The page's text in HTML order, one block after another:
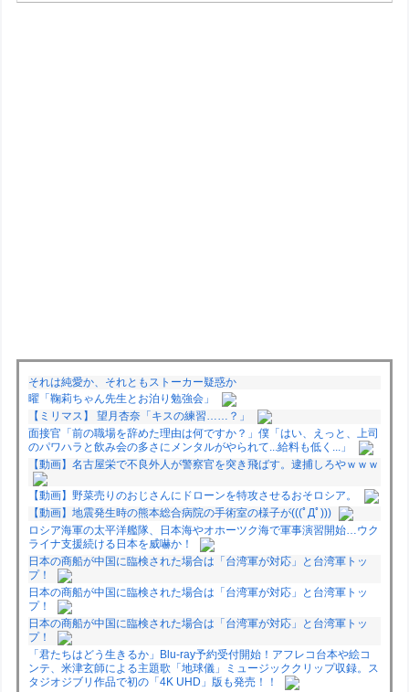
それは純愛か、それともストーカー疑惑か
曜「鞠莉ちゃん先生とお泊り勉強会」
【ミリマス】 望月杏奈「キスの練習……？」
面接官「前の職場を辞めた理由は何ですか？」僕「はい、えっと、上司
のパワハラと飲み会の多さにメンタルがやられて...給料も低く...」
【動画】名古屋栄で不良外人が警察官を突き飛ばす。逮捕しろやｗｗｗ
【動画】野菜売りのおじさんにドローンを特攻させるおそロシア。
【動画】地震発生時の熊本総合病院の手術室の様子が(((ﾟДﾟ)))
ロシア海軍の太平洋艦隊、日本海やオホーツク海で軍事演習開始…ウク
ライナ支援続ける日本を威嚇か！
日本の商船が中国に臨検された場合は「台湾軍が対応」と台湾軍トッ
プ！
日本の商船が中国に臨検された場合は「台湾軍が対応」と台湾軍トッ
プ！
日本の商船が中国に臨検された場合は「台湾軍が対応」と台湾軍トッ
プ！
「君たちはどう生きるか」Blu-ray予約受付開始！アフレコ台本や絵コ
ンテ、米津玄師による主題歌「地球儀」ミュージッククリップ収録。ス
タジオジブリ作品で初の「4K UHD」版も発売！！